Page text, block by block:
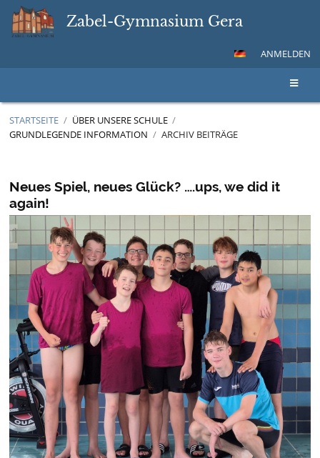
Zabel-Gymnasium Gera
ANMELDEN
STARTSEITE / ÜBER UNSERE SCHULE /
GRUNDLEGENDE INFORMATION / ARCHIV BEITRÄGE
Beiträge
Neues Spiel, neues Glück? ….ups, we did it
again!